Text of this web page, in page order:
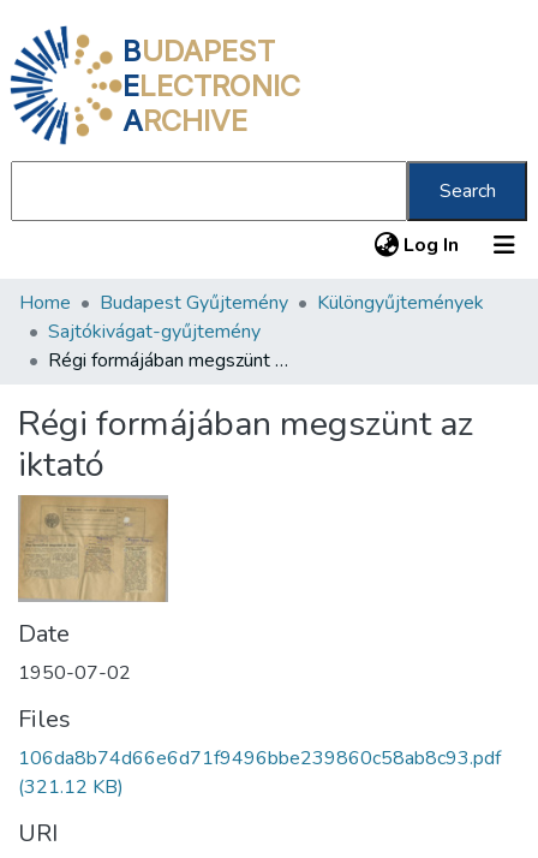
BUDAPEST
ELECTRONIC
ARCHIVE
Search
Log In (current)
Communities & Collections
All of DSpace
About us
Home Budapest Gyűjtemény
Különgyűjtemények
Sajtókivágat-gyűjtemény
Régi formájában megszünt az iktató
Régi formájában megszünt az
iktató
Date
1950-07-02
Files
106da8b74d66e6d71f9496bbe239860c58ab8c93.pdf
(321.12 KB)
URI